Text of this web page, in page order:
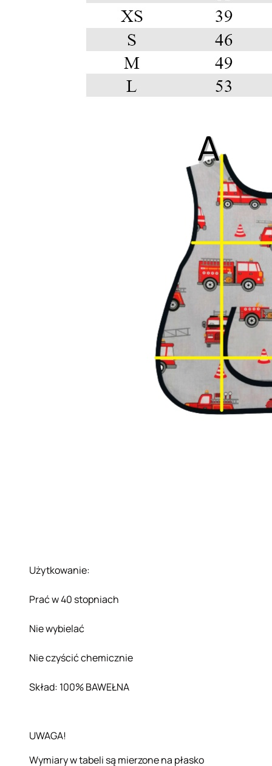
Użytkowanie:
Prać w 40 stopniach
Nie wybielać
Nie czyścić chemicznie
Skład: 100% BAWEŁNA
UWAGA!
Wymiary w tabeli są mierzone na płasko